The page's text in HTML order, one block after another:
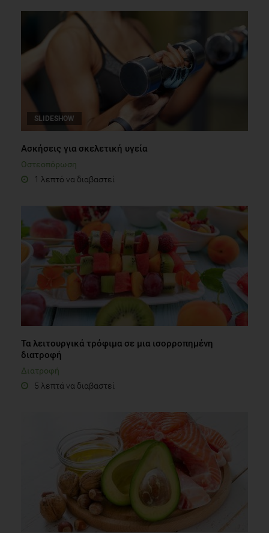
SLIDESHOW
Ασκήσεις για σκελετική υγεία
Οστεοπόρωση
1 λεπτό να διαβαστεί
Τα λειτουργικά τρόφιμα σε μια ισορροπημένη
διατροφή
Διατροφή
5 λεπτά να διαβαστεί